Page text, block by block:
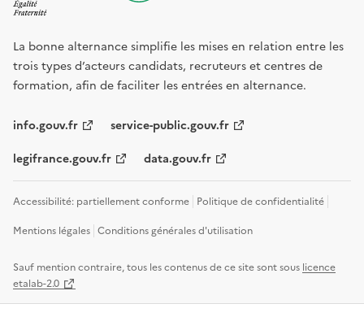
La bonne alternance simplifie les mises en relation entre les
trois types d’acteurs candidats, recruteurs et centres de
formation, afin de faciliter les entrées en alternance.
info.gouv.fr service-public.gouv.fr
legifrance.gouv.fr data.gouv.fr
Accessibilité: partiellement conforme Politique de confidentialité
Mentions légales Conditions générales d'utilisation
Sauf mention contraire, tous les contenus de ce site sont sous licence
etalab-2.0